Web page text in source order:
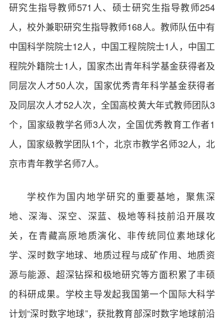
研究生指导教师571人、硕士研究生指导教师254
人，校外兼职研究生指导教师168人。教师队伍中有
中国科学院院士12人，中国工程院院士1人，中国工
程院外籍院士1人，国家杰出青年科学基金获得者及
同层次人才50人次，国家优秀青年科学基金获得者
及同层次人才52人次，全国高校黄大年式教师团队3
个，国家级教学名师3人次，全国优秀教育工作者1
人，国家级教学团队1个，北京市教学名师32人，北
京市青年教学名师7人。
学校作为国内地学研究的重要基地，聚焦深
地、深海、深空、深蓝、极地等科技前沿开展攻
关，在青藏高原地质演化、非传统同位素地球化
学、深时数字地球、地质过程与成矿作用、地质资
源与能源、超深钻探和极地研究等方面积累了丰硕
的科研成果。学校主导发起我国第一个国际大科学
计划“深时数字地球”，获批教育部深时数字地球前沿